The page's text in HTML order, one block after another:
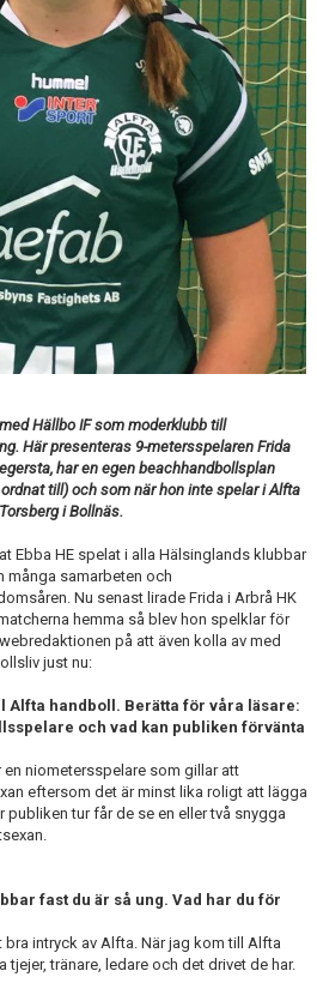
Hällbo IF som moderklubb till
Här presenteras 9-metersspelaren Frida
har en egen beachhandbollsplan
till) och som när hon inte spelar i Alfta
i Bollnäs.
Ebba HE spelat i alla Hälsinglands klubbar
många samarbeten och
Nu senast lirade Frida i Arbrå HK
hemma så blev hon spelklar för
på att även kolla av med
just nu:
Alfta handboll. Berätta för våra läsare:
och vad kan publiken förvänta
niometersspelare som gillar att
eftersom det är minst lika roligt att lägga
tur får de se en eller två snygga
fast du är så ung. Vad har du för
intryck av Alfta. När jag kom till Alfta
tjejer, tränare, ledare och det drivet de har.